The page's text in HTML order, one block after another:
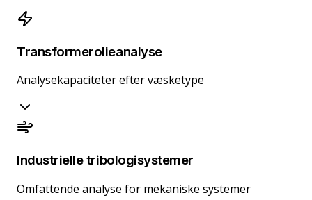
Transformerolieanalyse
Analysekapaciteter efter væsketype
Industrielle tribologisystemer
Omfattende analyse for mekaniske systemer